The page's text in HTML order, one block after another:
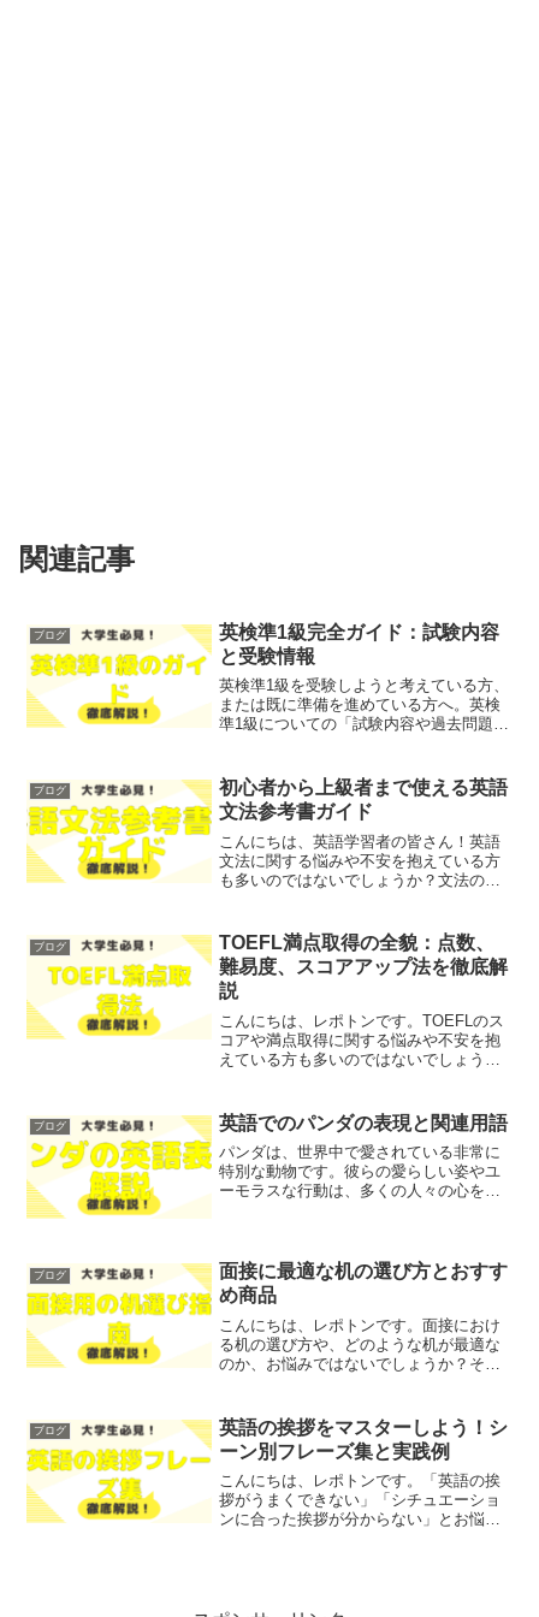
関連記事
ブログ
英検準1級完全ガイド：試験内容
と受験情報
英検準1級を受験しようと考えている方、
または既に準備を進めている方へ。英検
準1級についての「試験内容や過去問題に
関する注意点」など、さまざまな悩みや
不安を抱えていません...
ブログ
初心者から上級者まで使える英語
文法参考書ガイド
こんにちは、英語学習者の皆さん！英語
文法に関する悩みや不安を抱えている方
も多いのではないでしょうか？文法の理
者まで使える英語文法参考書の選び方や
おすすめの書籍をわかりや...
ブログ
TOEFL満点取得の全貌：点数、
難易度、スコアアップ法を徹底解
説
こんにちは、レポトンです。TOEFLのス
コアや満点取得に関する悩みや不安を抱
えている方も多いのではないでしょう
ンこの記事は次のような人におすすめ！
TOEFL満点を狙...
ブログ 英語でのパンダの表現と関連用語
パンダは、世界中で愛されている非常に
特別な動物です。彼らの愛らしい姿やユ
ーモラスな行動は、多くの人々の心をつ
せんか？そこで今回は、パ...
ブログ
面接に最適な机の選び方とおすす
め商品
こんにちは、レポトンです。面接におけ
る机の選び方や、どのような机が最適な
のか、お悩みではないでしょうか？そこ
す！レポトンこの記事は次のような人に
おすすめ！面接用の机を選び...
ブログ
英語の挨拶をマスターしよう！シ
ーン別フレーズ集と実践例
こんにちは、レポトンです。「英語の挨
拶がうまくできない」「シチュエーショ
ンに合った挨拶が分からない」とお悩み